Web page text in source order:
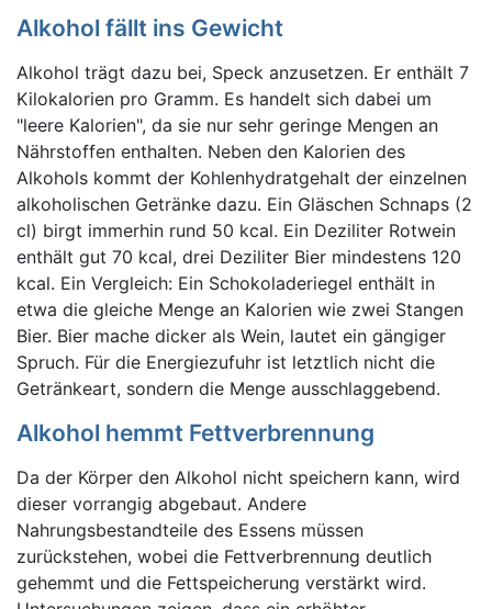
Alkohol fällt ins Gewicht
Alkohol trägt dazu bei, Speck anzusetzen. Er enthält 7
Kilokalorien pro Gramm. Es handelt sich dabei um
"leere Kalorien", da sie nur sehr geringe Mengen an
Nährstoffen enthalten. Neben den Kalorien des
Alkohols kommt der Kohlenhydratgehalt der einzelnen
alkoholischen Getränke dazu. Ein Gläschen Schnaps (2
cl) birgt immerhin rund 50 kcal. Ein Deziliter Rotwein
enthält gut 70 kcal, drei Deziliter Bier mindestens 120
kcal. Ein Vergleich: Ein Schokoladeriegel enthält in
etwa die gleiche Menge an Kalorien wie zwei Stangen
Bier. Bier mache dicker als Wein, lautet ein gängiger
Spruch. Für die Energiezufuhr ist letztlich nicht die
Getränkeart, sondern die Menge ausschlaggebend.
Alkohol hemmt Fettverbrennung
Da der Körper den Alkohol nicht speichern kann, wird
dieser vorrangig abgebaut. Andere
Nahrungsbestandteile des Essens müssen
zurückstehen, wobei die Fettverbrennung deutlich
gehemmt und die Fettspeicherung verstärkt wird.